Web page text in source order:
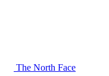
The North Face